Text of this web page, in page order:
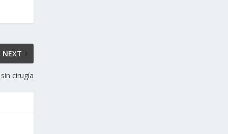
NEXT
cirugía